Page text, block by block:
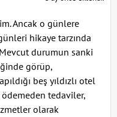
Ancak o günlere
hikaye tarzında
durumun sanki
görüp,
beş yıldızlı otel
tedaviler,
olarak